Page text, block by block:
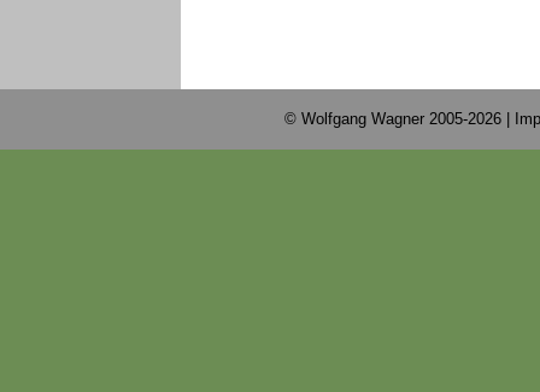
© Wolfgang Wagner 2005-2026 |